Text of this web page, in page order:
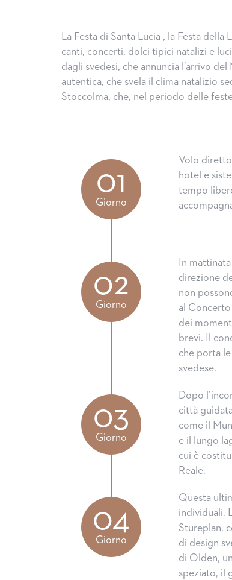
La Festa di Santa Lucia , la Festa
canti, concerti, dolci tipici natalizi e
dagli svedesi, che annuncia l’arrivo
autentica, che svela il clima natalizio
Stoccolma, che, nel periodo delle
01
Giorno
Volo diretto
hotel e
tempo
02
Giorno
In
direzione
non
al Concerto
dei
brevi. Il
che porta
svedese.
03
Giorno
Dopo
città
come il
e il lungo
cui è
Reale.
04
Giorno
Questa
individuali.
Stureplan,
di design
di Olden,
speziato, il